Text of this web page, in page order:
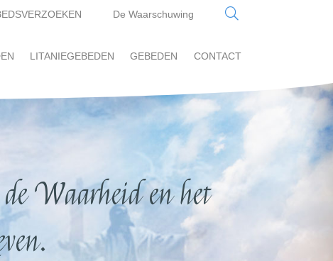
De Waarschuwing
LITANIEGEBEDEN GEBEDEN CONTACT
Waarheid en het